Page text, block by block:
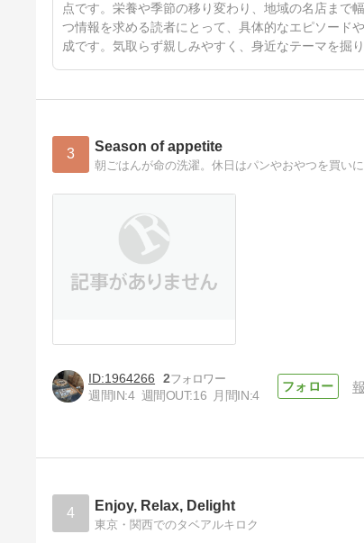
点です。栄養や季節の移り変わり、地域の名店まで
つ情報を求める読者にとって、具体的なエピソード
成です。気取らず親しみやすく、身近なテーマを掘
3 Season of appetite
朝ごはんが命の洗濯。休日はパンやおやつを買い
1964266
2
週間IN:4 週間OUT:16 月間IN:4
4 Enjoy, Relax, Delight
東京・関西でのタベアルキロク